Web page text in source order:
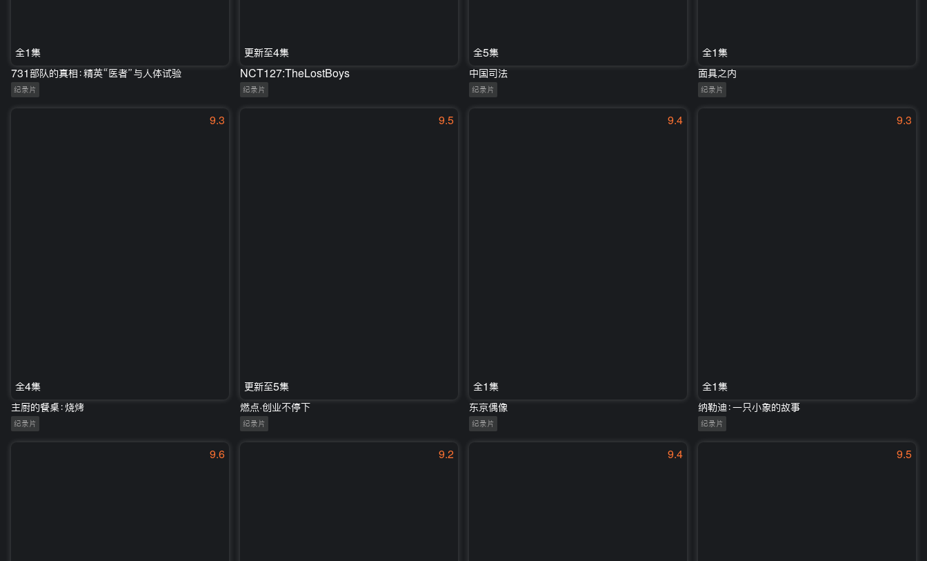
全1集
731部队的真相：精英“医者”与人体试验
纪录片
更新至4集
NCT127:TheLostBoys
纪录片
全5集
中国司法
纪录片
全1集
面具之内
纪录片
9.3
全4集
主厨的餐桌：烧烤
纪录片
9.5
更新至5集
燃点·创业不停下
纪录片
9.4
全1集
东京偶像
纪录片
9.3
全1集
纳勒迪：一只小象的故事
纪录片
9.6 9.2 9.4 9.5